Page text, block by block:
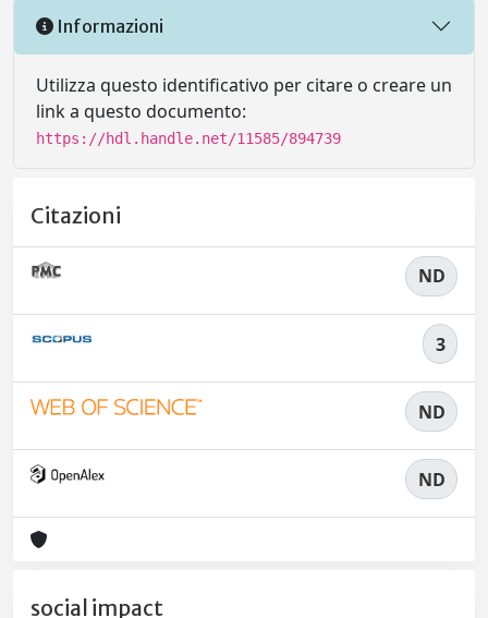
Informazioni
Utilizza questo identificativo per citare o creare un
link a questo documento:
https://hdl.handle.net/11585/894739
Citazioni
ND
3
ND
ND
social impact